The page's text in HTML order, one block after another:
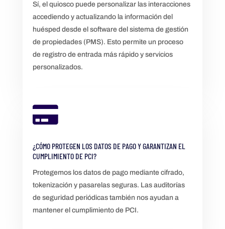
Sí, el quiosco puede personalizar las interacciones
accediendo y actualizando la información del
huésped desde el software del sistema de gestión
de propiedades (PMS). Esto permite un proceso
de registro de entrada más rápido y servicios
personalizados.

¿CÓMO PROTEGEN LOS DATOS DE PAGO Y GARANTIZAN EL
CUMPLIMIENTO DE PCI?
Protegemos los datos de pago mediante cifrado,
tokenización y pasarelas seguras. Las auditorías
de seguridad periódicas también nos ayudan a
mantener el cumplimiento de PCI.